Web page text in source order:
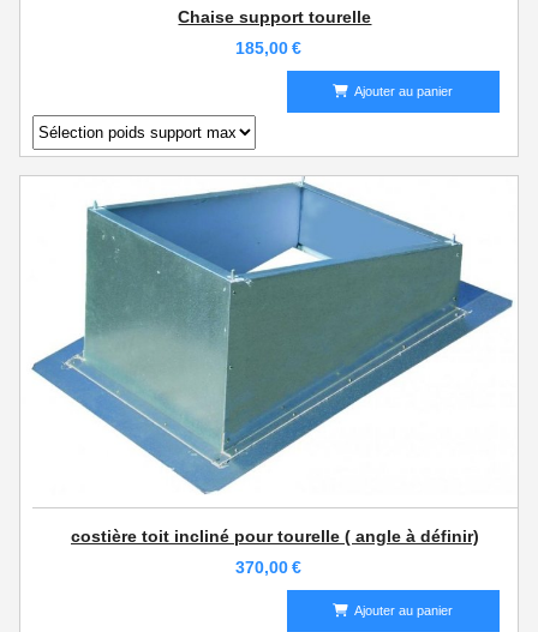
Chaise support tourelle
185,00€
Ajouter au panier
costière toit incliné pour tourelle ( angle à définir)
370,00€
Ajouter au panier